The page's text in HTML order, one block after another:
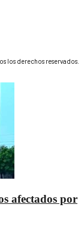
los derechos reservados.
afectados por